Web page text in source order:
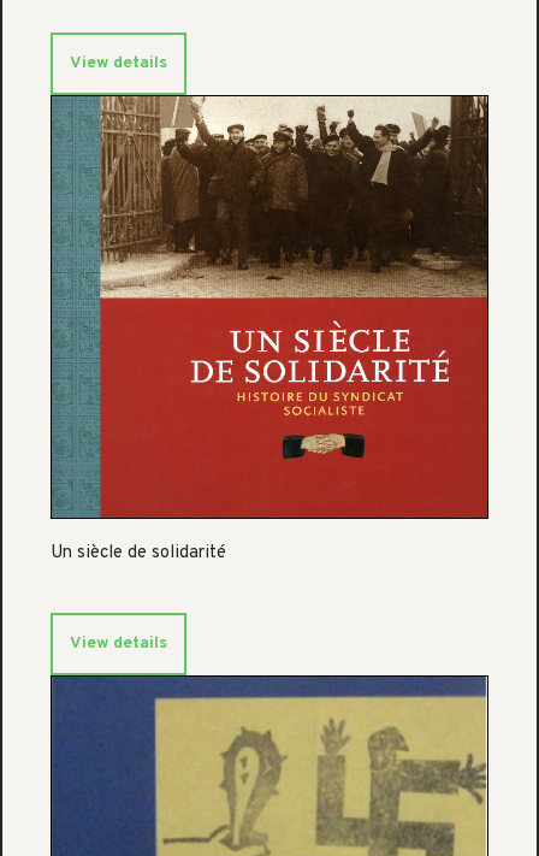
View details
Un siècle de solidarité
View details